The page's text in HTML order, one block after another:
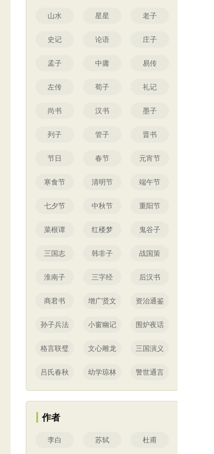
山水 星星 老子
史记 论语 庄子
孟子 中庸 易传
左传 荀子 礼记
尚书 汉书 墨子
列子 管子 晋书
节日 春节 元宵节
寒食节 清明节 端午节
七夕节 中秋节 重阳节
菜根谭 红楼梦 鬼谷子
三国志 韩非子 战国策
淮南子 三字经 后汉书
商君书 增广贤文 资治通鉴
孙子兵法 小窗幽记 围炉夜话
格言联璧 文心雕龙 三国演义
吕氏春秋 幼学琼林 警世通言
作者
李白 苏轼 杜甫